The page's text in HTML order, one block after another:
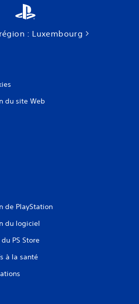
: Luxembourg
du site Web
de PlayStation
du logiciel
PS Store
à la santé